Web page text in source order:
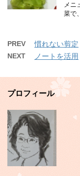
メニ
菜で
PREV 慣れない剪定
NEXT ノートを活用
プロフィール